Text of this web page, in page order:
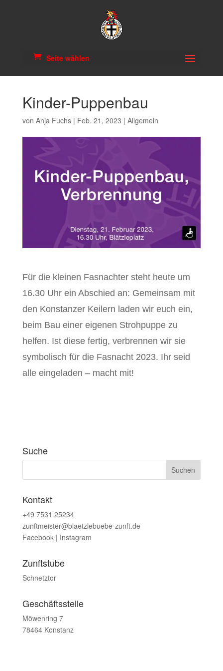
Seite wählen
Kinder-Puppenbau
von Anja Fuchs| Feb. 21, 2023 | Allgemein
Für die kleinen Fasnachter steht heute um
16.30 Uhr ein Abschied an: Gemeinsam mit
den Konstanzer Keilern laden wir euch ein,
beim Bau einer eigenen Strohpuppe zu
helfen. Ist diese fertig, verbrennen wir sie
symbolisch für die Fasnacht 2023. Ihr seid
alle eingeladen – macht mit!
Suche
Kontakt
+49 7531 25234
zunftmeister@blaetzlebuebe-zunft.de
Facebook| Instagram
Zunftstube
Schnetztor
Geschäftsstelle
Möwenring 7
78464 Konstanz